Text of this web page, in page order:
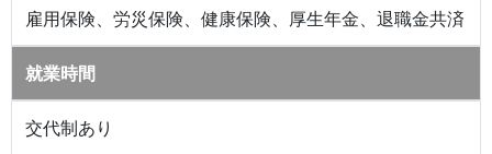
雇用保険、労災保険、健康保険、厚生年金、退職金共済
就業時間
交代制あり